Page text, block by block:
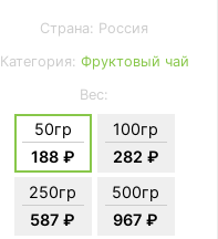
Страна: Россия
Категория: Фруктовый чай
Вес:
50гр
188 ₽
100гр
282 ₽
250гр
587 ₽
500гр
967 ₽